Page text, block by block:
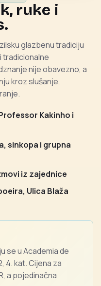
ruke i
glazbenu tradiciju
tradicionalne
nije obavezno, a
kroz slušanje,
Kakinho i
sinkopa i grupna
iz zajednice
Ulica Blaža
se u Academia de
4. kat. Cijena za
a pojedinačna